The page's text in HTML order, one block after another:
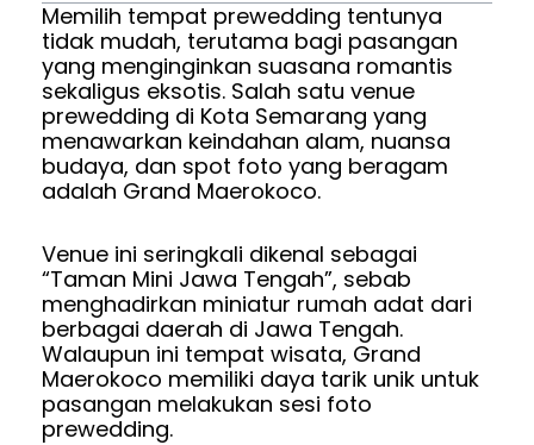
Memilih tempat prewedding tentunya
tidak mudah, terutama bagi pasangan
yang menginginkan suasana romantis
sekaligus eksotis. Salah satu venue
prewedding di Kota Semarang yang
menawarkan keindahan alam, nuansa
budaya, dan spot foto yang beragam
adalah Grand Maerokoco.
Venue ini seringkali dikenal sebagai
“Taman Mini Jawa Tengah”, sebab
menghadirkan miniatur rumah adat dari
berbagai daerah di Jawa Tengah.
Walaupun ini tempat wisata, Grand
Maerokoco memiliki daya tarik unik untuk
pasangan melakukan sesi foto
prewedding.